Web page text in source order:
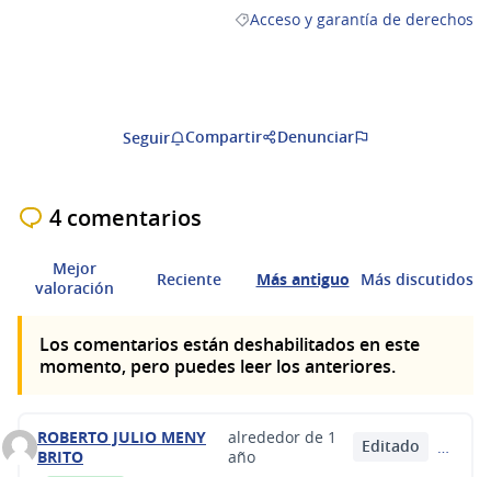
Resultados al filtrar por la
Acceso y garantía de derechos
Seguir Compartir Denunciar
4 comentarios
Mejor
valoración
Reciente Más antiguo Más discutidos
Los comentarios están deshabilitados en este
momento, pero puedes leer los anteriores.
Comentario 574
ROBERTO JULIO MENY
BRITO
alrededor de 1
año
Editado